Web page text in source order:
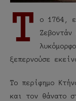
Τ
ο 1764,
ξεπερνούσε
Το περίφημο
και τον θάνατο